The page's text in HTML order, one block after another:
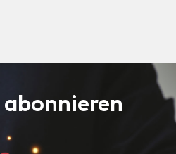
abonnieren